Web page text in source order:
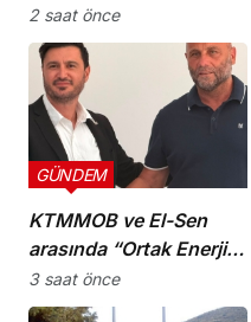
yurttaşlık
uygulamalarına ilişkin
öneriler
2 saat önce
KTMMOB ve El-Sen
arasında “Ortak Enerji
Komitesi İş Birliği
Protokolü” imzalandı
GÜNDEM
3 saat önce